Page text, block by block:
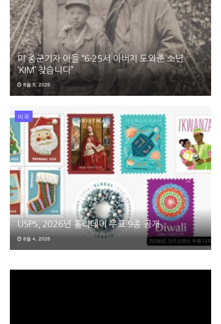
미 종군기자 아들 “6·25서 아버지 도와준 소년
‘KIM’ 찾습니다”
8월 5, 2026
미국
USPS, 2026년 홀리데이 우표 9종 공개
8월 4, 2026